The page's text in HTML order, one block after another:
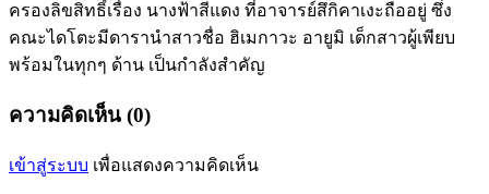
ครองลิขสิทธิ์เรื่อง นางฟ้าสีแดง ที่อาจารย์สึกิคาเงะถืออยู่ ซึ่ง
คณะไดโตะมีดารานำสาวชื่อ ฮิเมกาวะ อายูมิ เด็กสาวผู้เพียบ
พร้อมในทุกๆ ด้าน เป็นกำลังสำคัญ
ความคิดเห็น (0)
เข้าสู่ระบบ เพื่อแสดงความคิดเห็น